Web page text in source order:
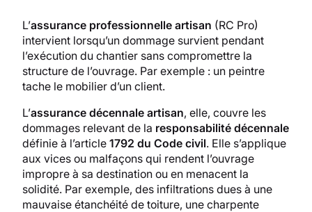
L’assurance professionnelle artisan (RC Pro)
intervient lorsqu’un dommage survient pendant
l’exécution du chantier sans compromettre la
structure de l’ouvrage. Par exemple : un peintre
tache le mobilier d’un client.
L’assurance décennale artisan, elle, couvre les
dommages relevant de la responsabilité décennale
définie à l’article 1792 du Code civil. Elle s’applique
aux vices ou malfaçons qui rendent l’ouvrage
impropre à sa destination ou en menacent la
solidité. Par exemple, des infiltrations dues à une
mauvaise étanchéité de toiture, une charpente